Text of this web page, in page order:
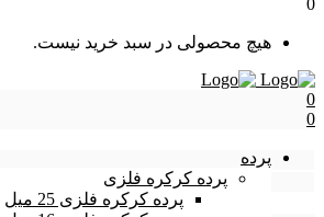
0
هیچ محصولی در سبد خرید نیست.
0
0
پرده
پرده کرکره فلزی
پرده کرکره فلزی 25 میل